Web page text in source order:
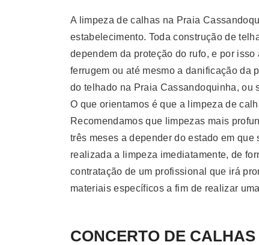
A limpeza de calhas na Praia
estabelecimento. Toda construção de
dependem da proteção do rufo, e por
ferrugem ou até mesmo a danificação da
do telhado na Praia Cassandoquinha, ou
O que orientamos é que a limpeza de
Recomendamos que limpezas mais
três meses a depender do estado em
realizada a limpeza imediatamente, de
contratação de um profissional que irá
materiais específicos a fim de realizar
CONCERTO DE